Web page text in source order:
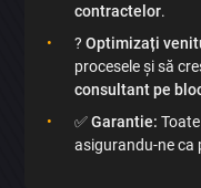
contractelor.
?Optimizați
procesele și să
consultant pe
✅Garantie:
asigurandu-ne ca